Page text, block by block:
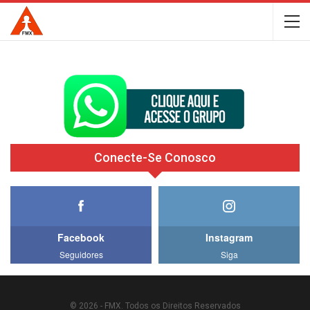
Conecte-Se Conosco
Facebook
Seguidores
Instagram
Siga
© 2026 - FMX. Todos os Direitos Reservados